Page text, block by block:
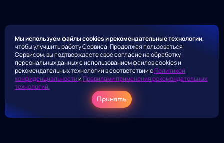
Мы используем файлы cookies и рекомендательные технологии,
чтобы улучшить работу Сервиса. Продолжая пользоваться
Сервисом, вы подтверждаете свое согласие на обработку
персональных данных с использованием файлов cookies и
рекомендательных технологий в соответствии с Политикой
конфиденциальностии Правилами применения рекомендательных
технологий.
Принять